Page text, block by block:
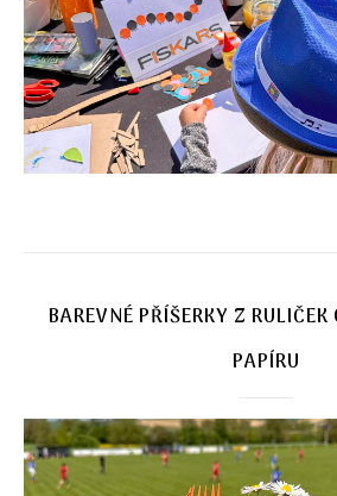
BAREVNÉ PŘÍŠERKY Z
PAPÍRU